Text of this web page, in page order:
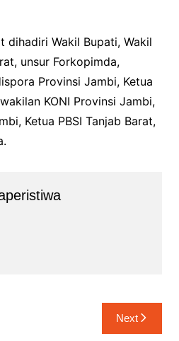
dihadiri Wakil Bupati, Wakil
unsur Forkopimda,
Provinsi Jambi, Ketua
KONI Provinsi Jambi,
Ketua PBSI Tanjab Barat,
Next